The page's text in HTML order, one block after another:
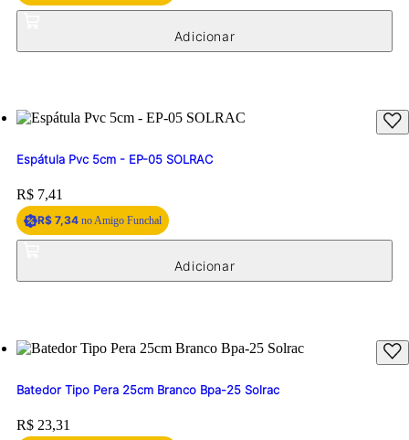
Espátula Pvc 5cm - EP-05 SOLRAC
Price:
R$ 7,41
R$ 7,34 no Amigo Funchal
Batedor Tipo Pera 25cm Branco Bpa-25 Solrac
Price:
R$ 23,31